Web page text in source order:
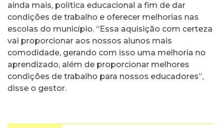
ainda mais, política educacional a fim de dar
condições de trabalho e oferecer melhorias nas
escolas do município. “Essa aquisição com certeza
vai proporcionar aos nossos alunos mais
comodidade, gerando com isso uma melhoria no
aprendizado, além de proporcionar melhores
condições de trabalho para nossos educadores”,
disse o gestor.